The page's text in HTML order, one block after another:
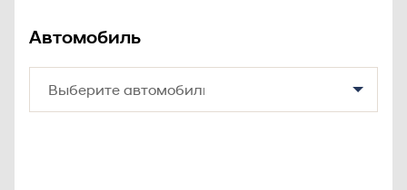
Автомобиль